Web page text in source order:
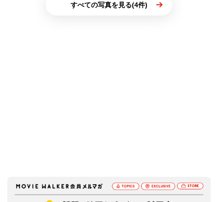
すべての写真を見る(4件)